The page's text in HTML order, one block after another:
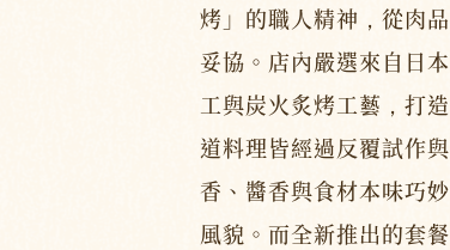
烤」的職人精神，從肉
妥協。店內嚴選來自日
工與炭火炙烤工藝，打
道料理皆經過反覆試作
香、醬香與食材本味巧
風貌。而全新推出的套